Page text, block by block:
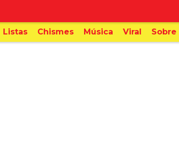
Listas Chismes Música Viral Sobre